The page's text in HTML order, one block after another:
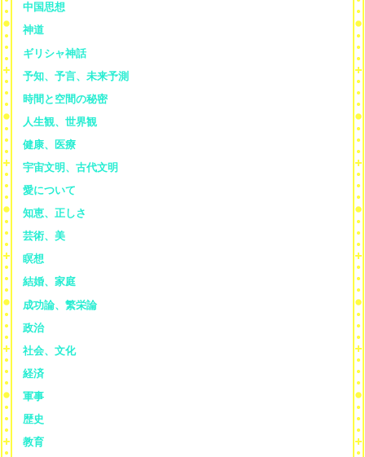
中国思想
神道
ギリシャ神話
予知、予言、未来予測
時間と空間の秘密
人生観、世界観
健康、医療
宇宙文明、古代文明
愛について
知恵、正しさ
芸術、美
瞑想
結婚、家庭
成功論、繁栄論
政治
社会、文化
経済
軍事
歴史
教育